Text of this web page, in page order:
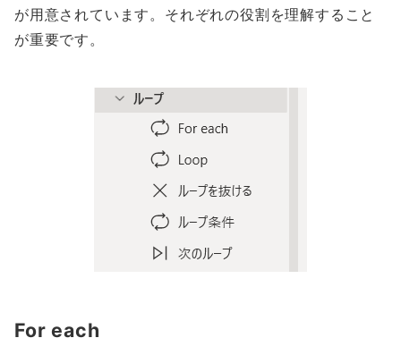
が用意されています。それぞれの役割を理解すること
が重要です。
For each